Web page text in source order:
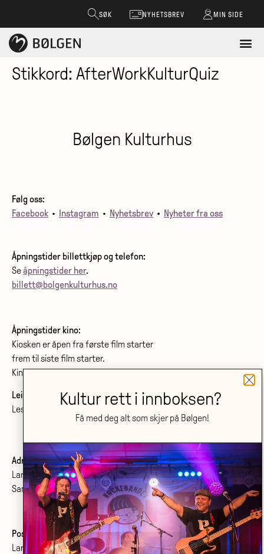
SØK NYHETSBREV MIN SIDE
Stikkord: AfterWorkKulturQuiz
Bølgen Kulturhus
Følg oss:
Facebook • Instagram • Nyhetsbrev• Nyheter fra oss
Åpningstider billettkjøp og telefon:
Seåpningstider her.
billett@bolgenkulturhus.no
Åpningstider kino:
Kiosken er åpen fra første film starter
frem til siste film starter.
Kinoprogram:www.bolgenkino.no
Leie lokale?
Les om konferanser og møtelokaler
Adresse:
Larvik kulturhus Bølgen KF
Sanden 2, 3264 Larvik
Postadresse:
Larvik kulturhus Bølgen KF
Kultur rett i innboksen?
Få med deg alt som skjer på Bølgen!